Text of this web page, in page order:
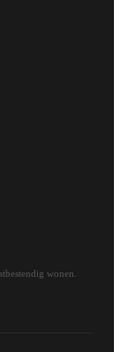
wonen.